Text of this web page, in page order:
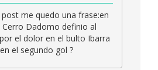
me quedo una frase:en
Dadomo definio al
el dolor en el bulto Ibarra
el segundo gol ?